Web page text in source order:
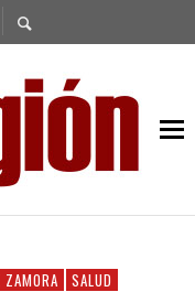
ZAMORA SALUD